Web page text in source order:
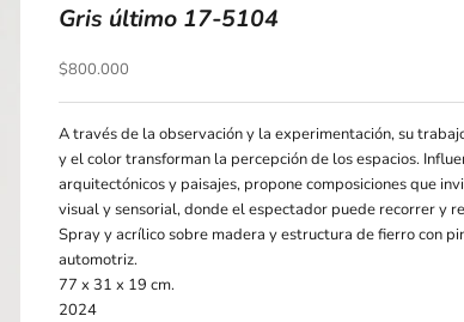
Gris último 17-5104
Precio de oferta
$800.000
A través de la observación y la experimentación, su
y el color transforman la percepción de los espacios.
arquitectónicos y paisajes, propone composiciones que
visual y sensorial, donde el espectador puede recorrer y
Spray y acrílico sobre madera y estructura de fierro con
automotriz.
77 x 31 x 19 cm.
2024